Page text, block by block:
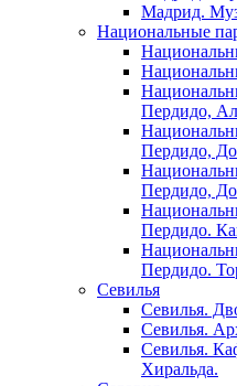
Мадрид.
Национальные
Пердидо,
Пердидо,
Пердидо,
Пердидо.
Пердидо.
Севилья
Севилья.
Севилья.
Севилья.
Хиральда.